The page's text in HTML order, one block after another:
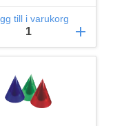
till i varukorg
add